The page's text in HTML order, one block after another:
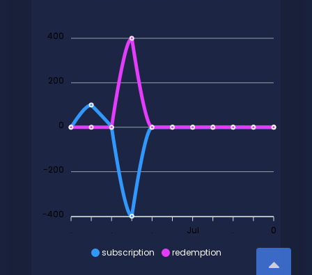
subscription redemption
400
200
0
-200
-400
.
. . Jul . 0